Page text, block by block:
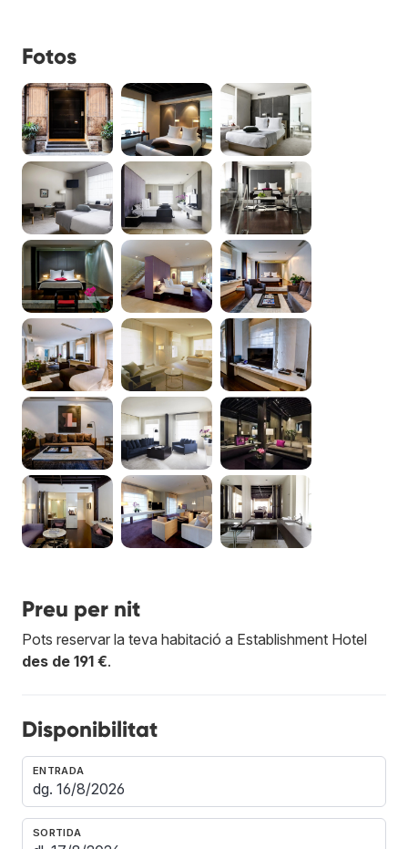
Fotos
Preu per nit
Pots reservar la teva habitació a Establishment Hotel
des de 191 €.
Disponibilitat
ENTRADA
SORTIDA